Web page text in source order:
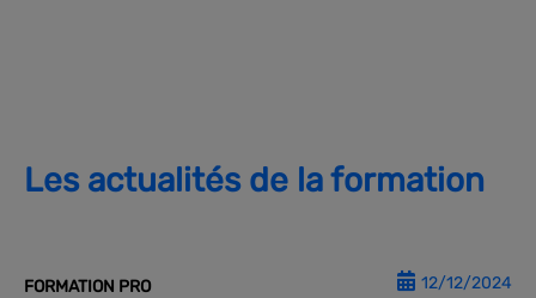
Les actualités de la formation
FORMATION PRO 12/12/2024